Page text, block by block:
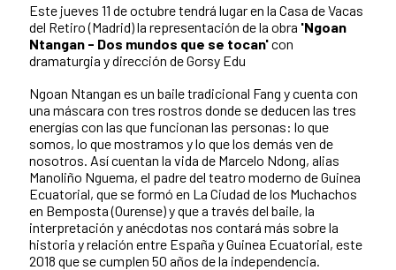
Este jueves 11 de octubre tendrá lugar en la Casa de Vacas
del Retiro (Madrid) la representación de la obra 'Ngoan
Ntangan - Dos mundos que se tocan'con
dramaturgia y dirección de Gorsy Edu
Ngoan Ntangan es un baile tradicional Fang y cuenta con
una máscara con tres rostros donde se deducen las tres
energías con las que funcionan las personas: lo que
somos, lo que mostramos y lo que los demás ven de
nosotros. Así cuentan la vida de Marcelo Ndong, alias
Manoliño Nguema, el padre del teatro moderno de Guinea
Ecuatorial, que se formó en La Ciudad de los Muchachos
en Bemposta (Ourense) y que a través del baile, la
interpretación y anécdotas nos contará más sobre la
historia y relación entre España y Guinea Ecuatorial, este
2018 que se cumplen 50 años de la independencia.